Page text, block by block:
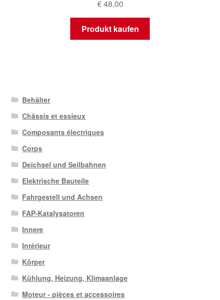
€48,00
Produkt kaufen
Behälter
Châssis et essieux
Composants électriques
Corps
Deichsel und Seilbahnen
Elektrische Bauteile
Fahrgestell und Achsen
FAP-Katalysatoren
Innere
Intérieur
Körper
Kühlung, Heizung, Klimaanlage
Moteur - pièces et accessoires